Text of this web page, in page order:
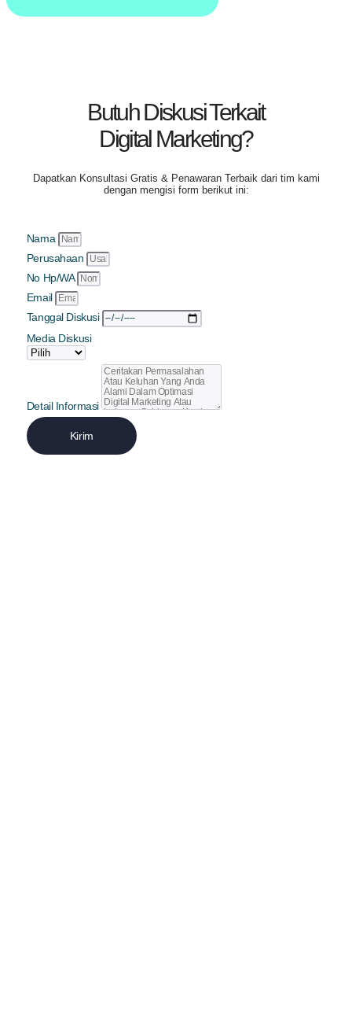
Butuh Diskusi Terkait
Digital Marketing?
Dapatkan Konsultasi Gratis & Penawaran Terbaik dari tim kami
dengan mengisi form berikut ini:
Nama
Perusahaan
No Hp/WA
Email
Tanggal Diskusi
Media Diskusi
Detail Informasi
Kirim